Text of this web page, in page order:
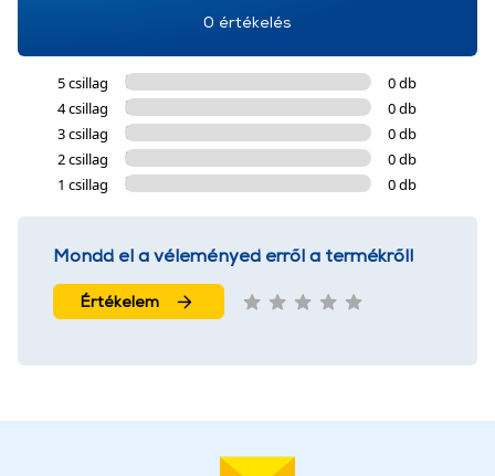
0 értékelés
5 csillag
0 db
4 csillag
0 db
3 csillag
0 db
2 csillag
0 db
1 csillag
0 db
Mondd el a véleményed erről a termékről!
Értékelem